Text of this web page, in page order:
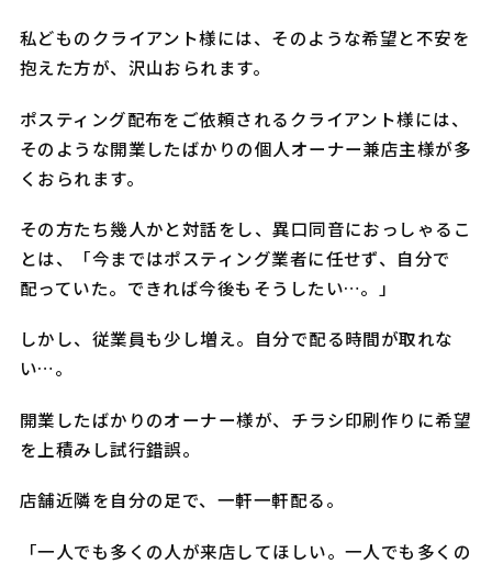
私どものクライアント様には、そのような希望と不安を
抱えた方が、沢山おられます。
ポスティング配布をご依頼されるクライアント様には、
そのような開業したばかりの個人オーナー兼店主様が多
くおられます。
その方たち幾人かと対話をし、異口同音におっしゃるこ
とは、「今まではポスティング業者に任せず、自分で
配っていた。できれば今後もそうしたい…。」
しかし、従業員も少し増え。自分で配る時間が取れな
い…。
開業したばかりのオーナー様が、チラシ印刷作りに希望
を上積みし試行錯誤。
店舗近隣を自分の足で、一軒一軒配る。
「一人でも多くの人が来店してほしい。一人でも多くの